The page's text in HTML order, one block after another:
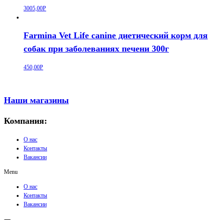
3005,00Р
Farmina Vet Life canine диетический корм для
собак при заболеваниях печени 300г
450,00Р
Наши магазины
Компания:
О нас
Контакты
Вакансии
Menu
О нас
Контакты
Вакансии